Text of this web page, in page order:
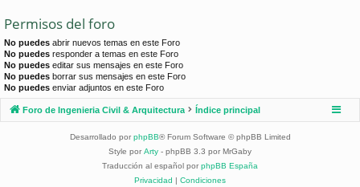
Permisos del foro
No puedes abrir nuevos temas en este Foro
No puedes responder a temas en este Foro
No puedes editar sus mensajes en este Foro
No puedes borrar sus mensajes en este Foro
No puedes enviar adjuntos en este Foro
Foro de Ingenieria Civil & Arquitectura Índice principal
Desarrollado por phpBB® Forum Software © phpBB Limited
Style por Arty - phpBB 3.3 por MrGaby
Traducción al español por phpBB España
Privacidad | Condiciones